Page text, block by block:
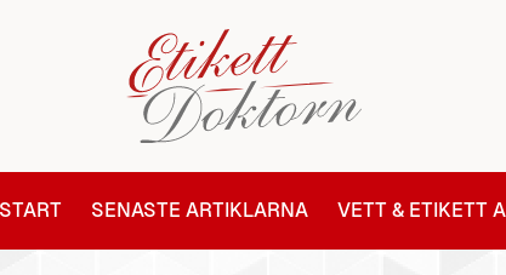
START SENASTE ARTIKLARNA VETT & ETIKETT